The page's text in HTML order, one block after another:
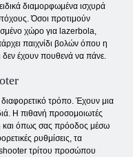
διαμορφωμένα ισχυρά
Όσοι προτιμούν
χώρο για lazerbola,
παιχνίδι βολών όπου η
δεν έχουν πουθενά να πάνε.
τρόπο. Έχουν μια
Η πιθανή προσομοιωτές
και όπως σας πρόοδος μέσω
ρυθμίσεις, τα
shooter τρίτου προσώπου